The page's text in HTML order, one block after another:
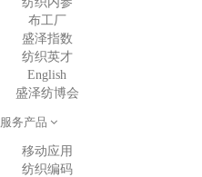
布工厂
盛泽指数
纺织英才
English
盛泽纺博会
服务产品
移动应用
纺织编码